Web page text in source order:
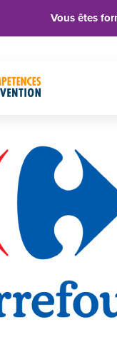
Vous êtes